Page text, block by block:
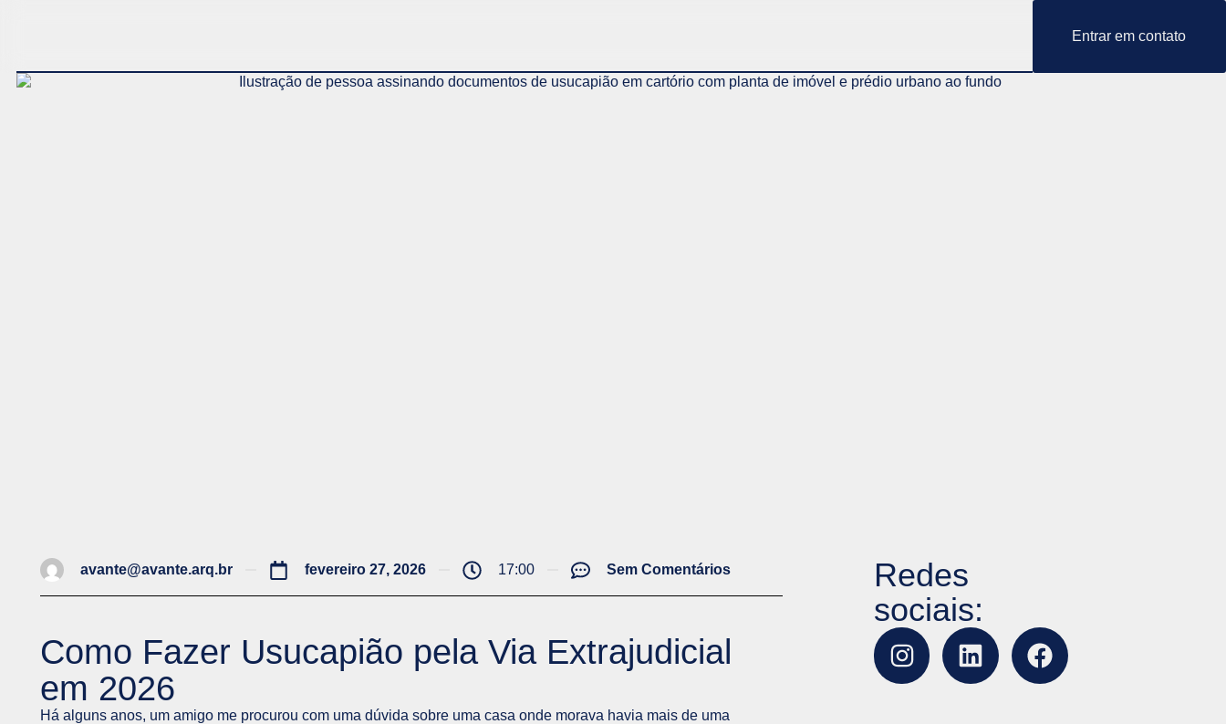
Entrar em contato
avante@avante.arq.br fevereiro 27, 2026 17:00 Sem Comentários
Como Fazer Usucapião pela Via Extrajudicial
em 2026
Há alguns anos, um amigo me procurou com uma dúvida sobre uma casa onde morava havia mais de uma
Redes
sociais: